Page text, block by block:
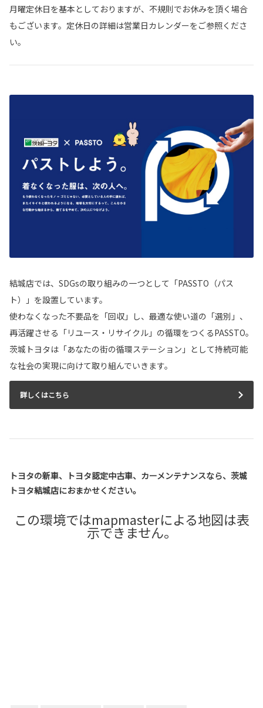
月曜定休日を基本としておりますが、不規則でお休みを頂く場合
もございます。定休日の詳細は営業日カレンダーをご参照くださ
い。
結城店では、SDGsの取り組みの一つとして「PASSTO（パス
ト）」を設置しています。
使わなくなった不要品を「回収」し、最適な使い道の「選別」、
再活躍させる「リユース・リサイクル」の循環をつくるPASSTO。
茨城トヨタは「あなたの街の循環ステーション」として持続可能
な社会の実現に向けて取り組んでいきます。
詳しくはこちら
トヨタの新車、トヨタ認定中古車、カーメンテナンスなら、茨城
トヨタ結城店におまかせください。
この環境ではmapmasterによる地図は表
示できません。